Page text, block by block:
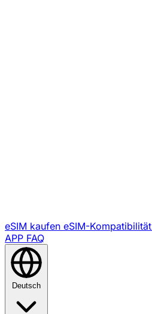
eSIM kaufen eSIM-Kompatibilität
APP FAQ
Deutsch